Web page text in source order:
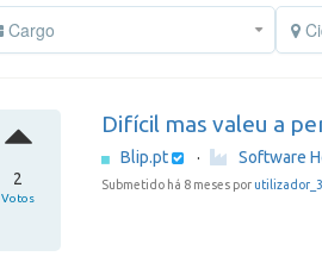
Cargo
2
Votos
Difícil mas valeu a
Blip.pt · Software
Submetido há 8 meses por